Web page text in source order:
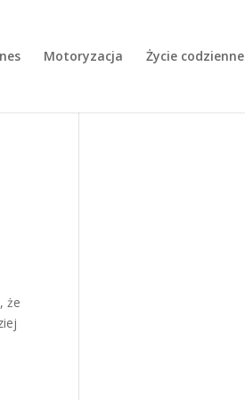
Motoryzacja Życie codzienne
że